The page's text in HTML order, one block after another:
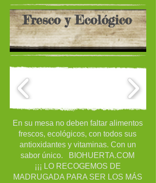
Fresco y Ecológico
En su mesa no deben faltar alimentos
frescos, ecológicos, con todos sus
antioxidantes y vitaminas. Con un
sabor único. BIOHUERTA.COM
¡¡¡ LO RECOGEMOS DE
MADRUGADA PARA SER LOS MÁS